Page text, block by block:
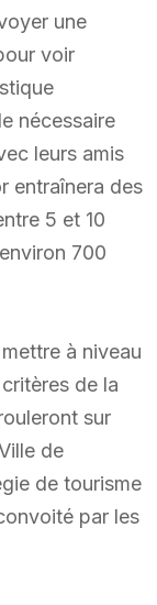
une
voir
nécessaire
leurs amis
entraînera des
5 et 10
700
à niveau
de la
sur
de
de tourisme
par les